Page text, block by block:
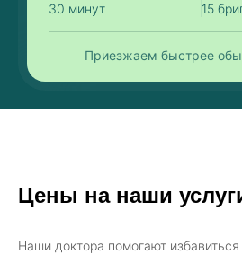
30 минут
15
Приезжаем быстрее
Цены на наши
Наши доктора помогают